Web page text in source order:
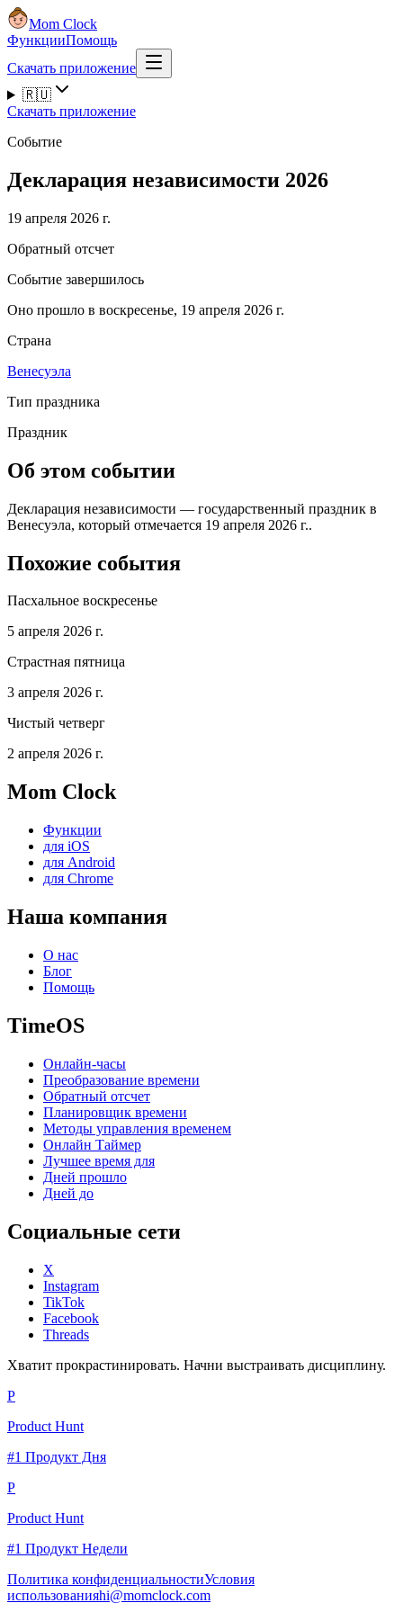
Mom Clock
ФункцииПомощь
Скачать приложение
🇷🇺
Скачать приложение
Событие
Декларация независимости 2026
19 апреля 2026 г.
Обратный отсчет
Событие завершилось
Оно прошло в воскресенье, 19 апреля 2026 г.
Страна
Венесуэла
Тип праздника
Праздник
Об этом событии
Декларация независимости — государственный праздник в
Венесуэла, который отмечается 19 апреля 2026 г..
Похожие события
Пасхальное воскресенье
5 апреля 2026 г.
Страстная пятница
3 апреля 2026 г.
Чистый четверг
2 апреля 2026 г.
Mom Clock
Функции
для iOS
для Android
для Chrome
Наша компания
О нас
Блог
Помощь
TimeOS
Онлайн-часы
Преобразование времени
Обратный отсчет
Планировщик времени
Методы управления временем
Онлайн Таймер
Лучшее время для
Дней прошло
Дней до
Социальные сети
X
Instagram
TikTok
Facebook
Threads
Хватит прокрастинировать. Начни выстраивать дисциплину.
P
Product Hunt
#1 Продукт Дня
P
Product Hunt
#1 Продукт Недели
Политика конфиденциальностиУсловия
использованияhi@momclock.com